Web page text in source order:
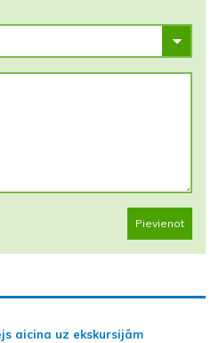
Pievienot
aicina uz ekskursijām